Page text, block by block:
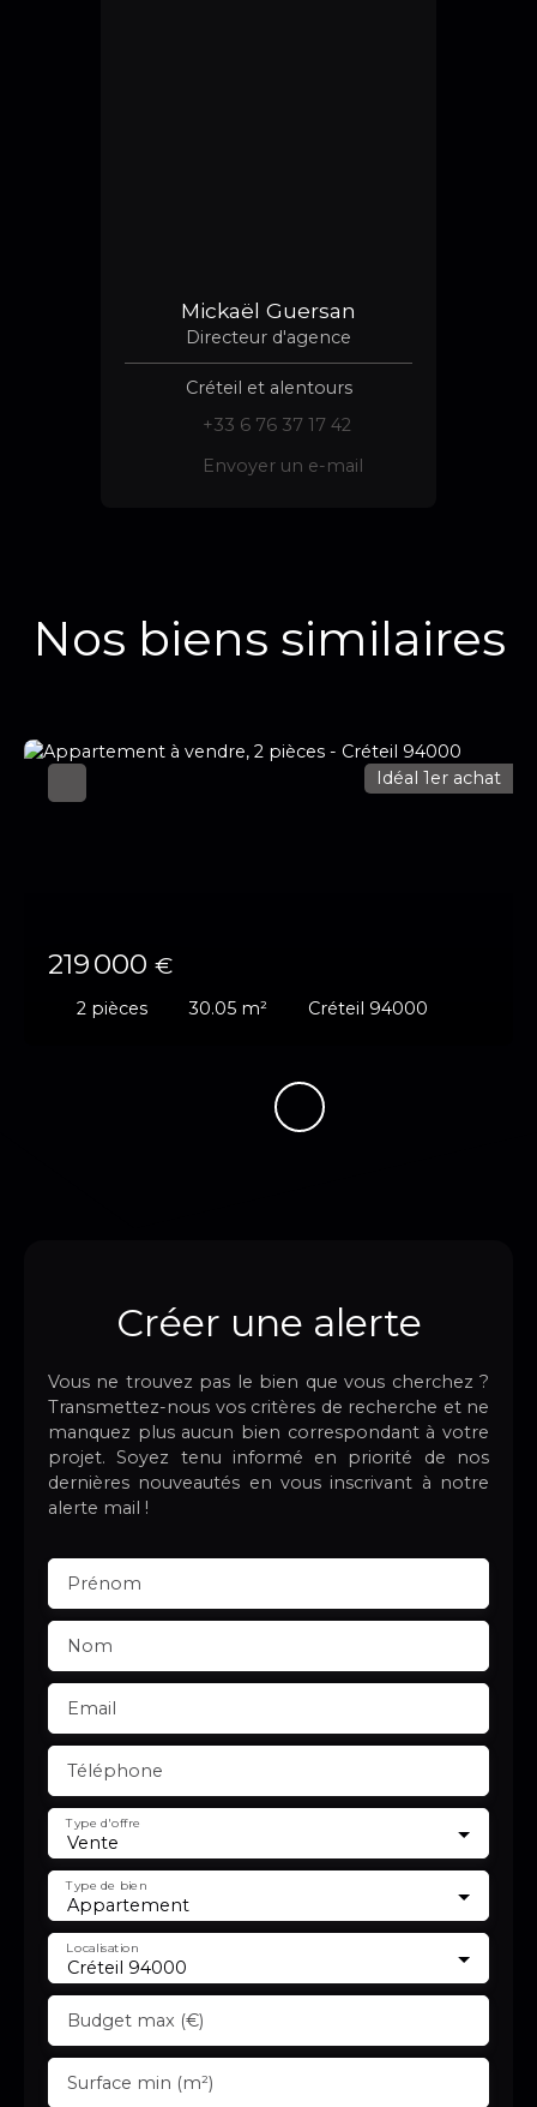
Mickaël Guersan
Directeur d'agence
Créteil et alentours
+33 6 76 37 17 42
Envoyer un e-mail
Nos biens similaires
219 000 €
2 pièces 30.05 m² Créteil 94000
Idéal 1er achat
Créer une alerte
Vous ne trouvez pas le bien que vous cherchez ?
Transmettez-nous vos critères de recherche et ne
manquez plus aucun bien correspondant à votre
projet. Soyez tenu informé en priorité de nos
dernières nouveautés en vous inscrivant à notre
alerte mail !
Prénom
Nom
Email
Téléphone
Vente
Type d'offre
Appartement
Type de bien
Créteil 94000
Localisation
Budget max (€)
Surface min (m²)